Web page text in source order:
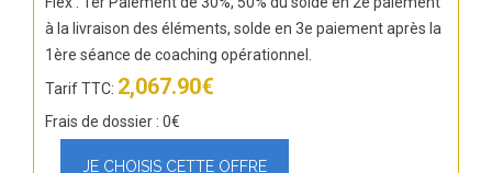
à la livraison des éléments, solde en 3e paiement après la
1ère séance de coaching opérationnel.
Tarif TTC: 2,067.90€
Frais de dossier : 0€